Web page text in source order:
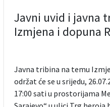
Javni uvid i javna
Izmjena i dopuna
Javna tribina na temu
održat će se u srijedu,
17:00 sati u prostorijama